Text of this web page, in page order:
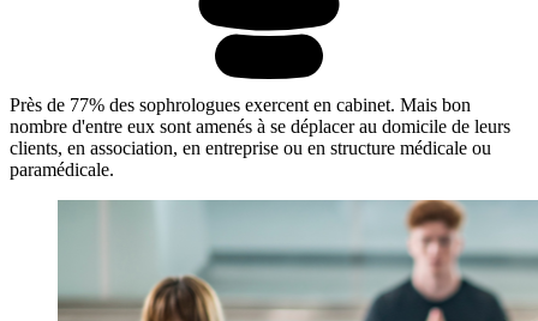
Près de 77% des sophrologues exercent en cabinet. Mais bon
nombre d'entre eux sont amenés à se déplacer au domicile de leurs
clients, en association, en entreprise ou en structure médicale ou
paramédicale.